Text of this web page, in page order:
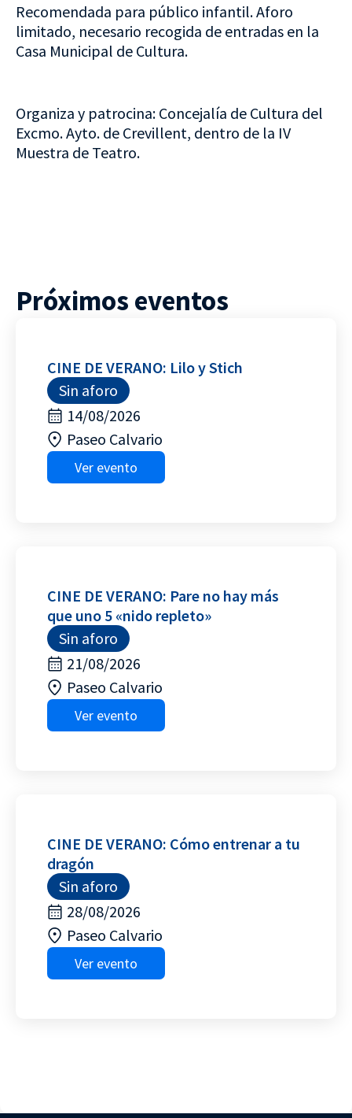
Recomendada para público infantil. Aforo
limitado, necesario recogida de entradas en la
Casa Municipal de Cultura.
Organiza y patrocina: Concejalía de Cultura del
Excmo. Ayto. de Crevillent, dentro de la IV
Muestra de Teatro.
Próximos eventos
CINE DE VERANO: Lilo y Stich
Sin aforo
14/08/2026
Paseo Calvario
Ver evento
CINE DE VERANO: Pare no hay más
que uno 5 «nido repleto»
Sin aforo
21/08/2026
Paseo Calvario
Ver evento
CINE DE VERANO: Cómo entrenar a tu
dragón
Sin aforo
28/08/2026
Paseo Calvario
Ver evento